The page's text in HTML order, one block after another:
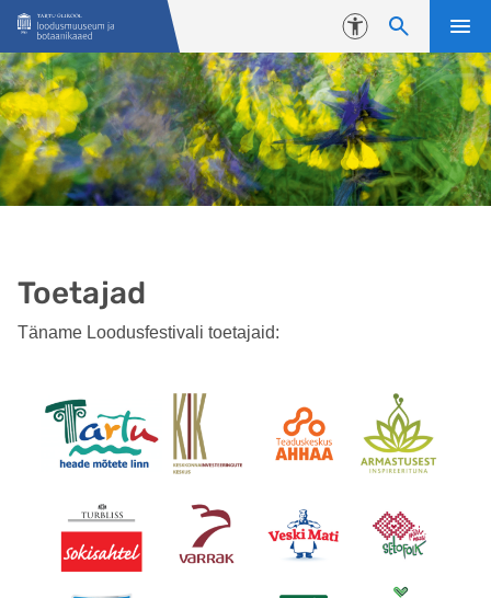
Liigu edasi põhisisu juurde
Juurdepääsetavus
Toetajad
Täname Loodusfestivali toetajaid: